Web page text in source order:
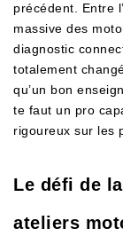
précédent. Entre
massive des
diagnostic
totalement
qu’un bon
te faut un pro
rigoureux sur les
Le défi de
ateliers